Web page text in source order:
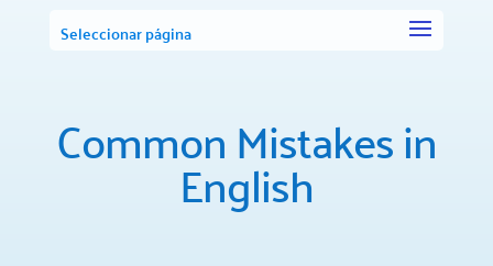
Seleccionar página
Common Mistakes in
English